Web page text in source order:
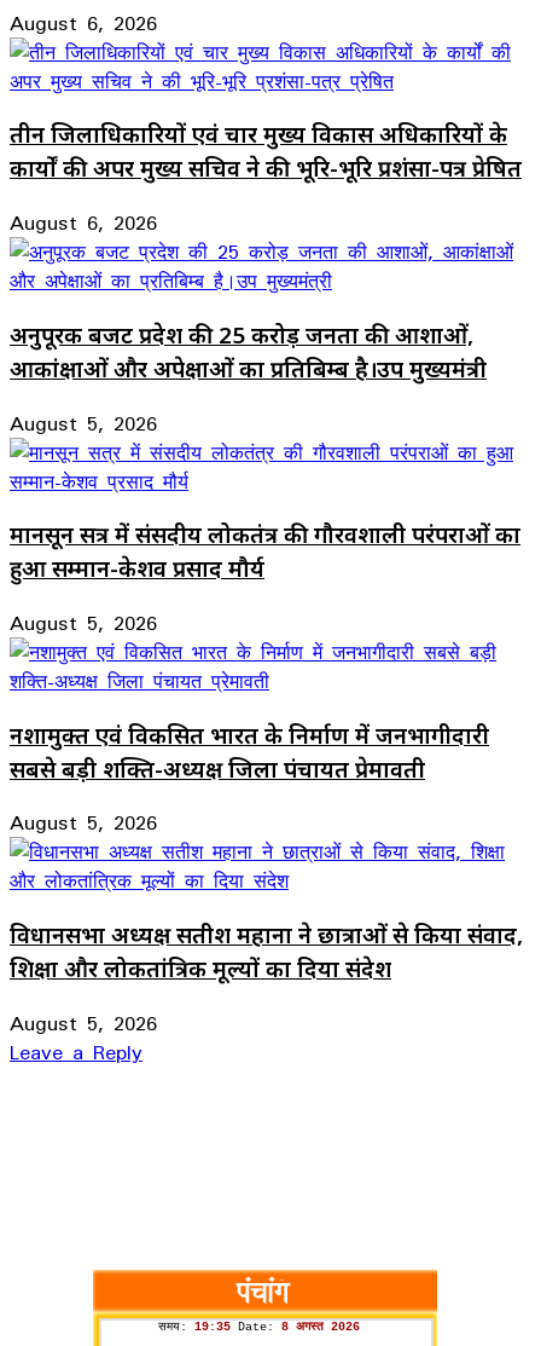
August 6, 2026
तीन जिलाधिकारियों एवं चार मुख्य विकास अधिकारियों के
कार्यों की अपर मुख्य सचिव ने की भूरि-भूरि प्रशंसा-पत्र प्रेषित
August 6, 2026
अनुपूरक बजट प्रदेश की 25 करोड़ जनता की आशाओं,
आकांक्षाओं और अपेक्षाओं का प्रतिबिम्ब है।उप मुख्यमंत्री
August 5, 2026
मानसून सत्र में संसदीय लोकतंत्र की गौरवशाली परंपराओं का
हुआ सम्मान-केशव प्रसाद मौर्य
August 5, 2026
नशामुक्त एवं विकसित भारत के निर्माण में जनभागीदारी
सबसे बड़ी शक्ति-अध्यक्ष जिला पंचायत प्रेमावती
August 5, 2026
विधानसभा अध्यक्ष सतीश महाना ने छात्राओं से किया संवाद,
शिक्षा और लोकतांत्रिक मूल्यों का दिया संदेश
August 5, 2026
Leave a Reply